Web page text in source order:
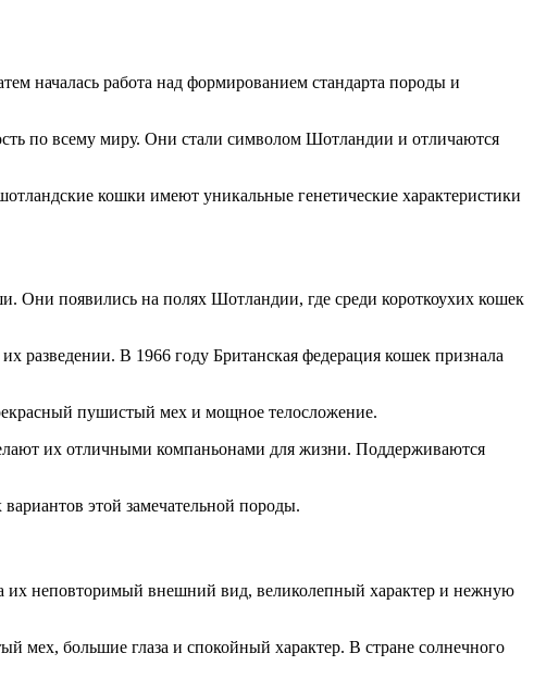
началась работа над формированием стандарта породы и
по всему миру. Они стали символом Шотландии и отличаются
кошки имеют уникальные генетические характеристики
появились на полях Шотландии, где среди короткоухих кошек
разведении. В 1966 году Британская федерация кошек признала
пушистый мех и мощное телосложение.
их отличными компаньонами для жизни. Поддерживаются
этой замечательной породы.
их неповторимый внешний вид, великолепный характер и нежную
большие глаза и спокойный характер. В стране солнечного